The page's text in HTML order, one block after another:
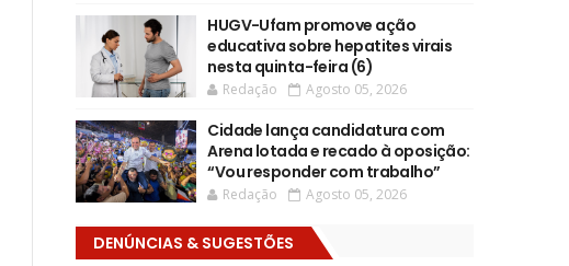
HUGV-Ufam promove ação
educativa sobre hepatites virais
nesta quinta-feira (6)
Redação Agosto 05, 2026
Cidade lança candidatura com
Arena lotada e recado à oposição:
“Vou responder com trabalho”
Redação Agosto 05, 2026
DENÚNCIAS & SUGESTÕES